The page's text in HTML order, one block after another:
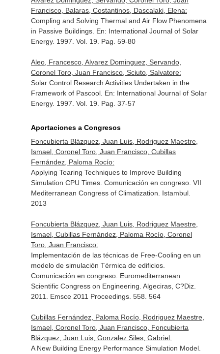
Francisco, Balaras, Costantinos, Dascalaki, Elena:
Compling and Solving Thermal and Air Flow Phenomena
in Passive Buildings. En: International Journal of Solar
Energy. 1997. Vol. 19. Pag. 59-80
Aleo, Francesco, Alvarez Dominguez, Servando,
Coronel Toro, Juan Francisco, Sciuto, Salvatore:
Solar Control Research Activities Undertaken in the
Framework of Pascool. En: International Journal of Solar
Energy. 1997. Vol. 19. Pag. 37-57
Aportaciones a Congresos
Foncubierta Blázquez, Juan Luis, Rodriguez Maestre,
Ismael, Coronel Toro, Juan Francisco, Cubillas
Fernández, Paloma Rocío:
Applying Tearing Techniques to Improve Building
Simulation CPU Times. Comunicación en congreso. VII
Mediterranean Congress of Climatization. Istambul.
2013
Foncubierta Blázquez, Juan Luis, Rodriguez Maestre,
Ismael, Cubillas Fernández, Paloma Rocío, Coronel
Toro, Juan Francisco:
Implementación de las técnicas de Free-Cooling en un
modelo de simulación Térmica de edificios.
Comunicación en congreso. Euromediterranean
Scientific Congress on Engineering. Algeciras, C?Diz.
2011. Emsce 2011 Proceedings. 558. 564
Cubillas Fernández, Paloma Rocío, Rodriguez Maestre,
Ismael, Coronel Toro, Juan Francisco, Foncubierta
Blázquez, Juan Luis, Gonzalez Siles, Gabriel:
A New Building Energy Performance Simulation Model.